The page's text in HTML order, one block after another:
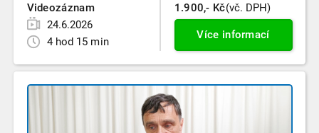
Videozáznam
24.6.2026
4 hod 15 min
1.900,- Kč(vč. DPH)
Více informací